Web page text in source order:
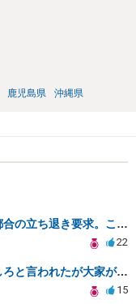
鹿児島県 沖縄県
普通賃貸契約でオーナーから貸主都合の立ち退き要求。このまま住み続けるには？
22
突然の大家から一ヶ月後の退去をしろと言われたが大家が損害請求に応じない
15